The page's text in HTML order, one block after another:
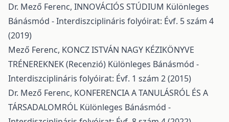
Dr. Mező Ferenc, INNOVÁCIÓS STÚDIUM Különleges
Bánásmód - Interdiszciplináris folyóirat: Évf. 5 szám 4
(2019)
Mező Ferenc, KONCZ ISTVÁN NAGY KÉZIKÖNYVE
TRÉNEREKNEK (Recenzió) Különleges Bánásmód -
Interdiszciplináris folyóirat: Évf. 1 szám 2 (2015)
Dr. Mező Ferenc, KONFERENCIA A TANULÁSRÓL ÉS A
TÁRSADALOMRÓL Különleges Bánásmód -